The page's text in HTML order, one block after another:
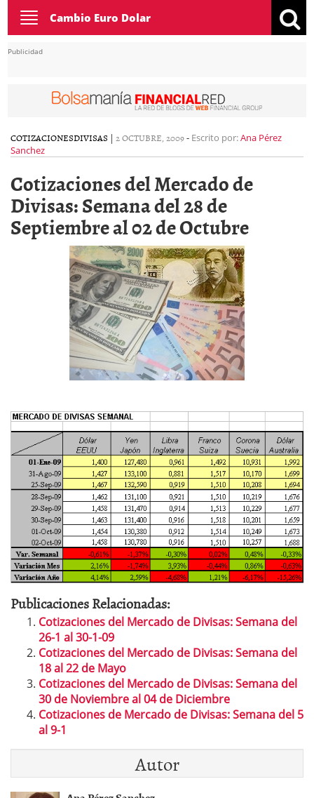
Toggle
navigation
Cambio Euro Dolar
Publicidad
COTIZACIONESDIVISAS | 2 OCTUBRE, 2009- Escrito por:Ana Pérez
Sanchez
Cotizaciones del Mercado de
Divisas: Semana del 28 de
Septiembre al 02 de Octubre
Publicaciones Relacionadas:
Cotizaciones del Mercado de Divisas: Semana del
26-1 al 30-1-09
Cotizaciones del Mercado de Divisas: Semana del
18 al 22 de Mayo
Cotizaciones del Mercado de Divisas: Semana del
30 de Noviembre al 04 de Diciembre
Cotizaciones de Mercado de Divisas: Semana del 5
al 9-1
Autor